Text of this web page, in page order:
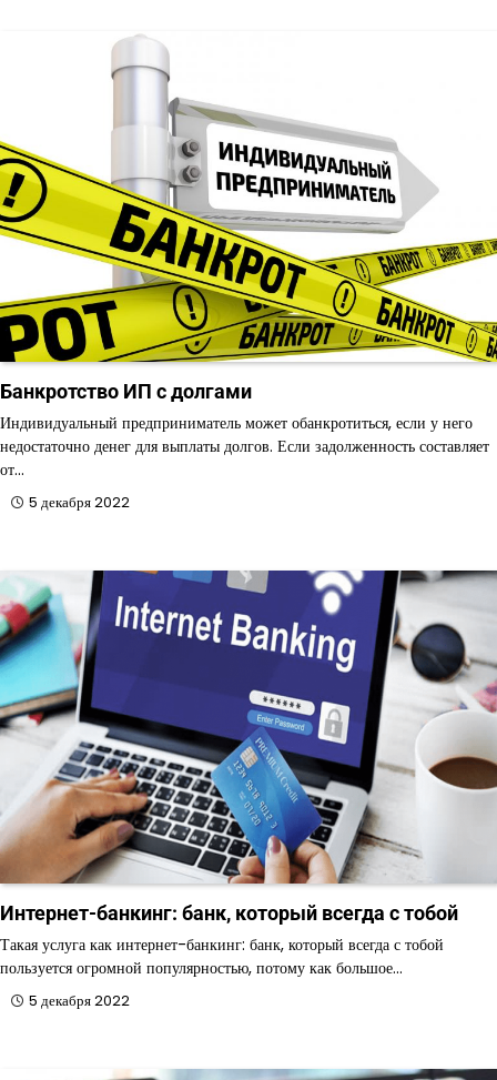
Банкротство ИП с долгами
Индивидуальный предприниматель может обанкротиться, если у него
недостаточно денег для выплаты долгов. Если задолженность составляет
от…
5 декабря 2022
Интернет-банкинг: банк, который всегда с тобой
Такая услуга как интернет-банкинг: банк, который всегда с тобой
пользуется огромной популярностью, потому как большое…
5 декабря 2022